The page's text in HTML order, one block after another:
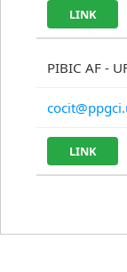
LINK
PIBIC AF -
LINK